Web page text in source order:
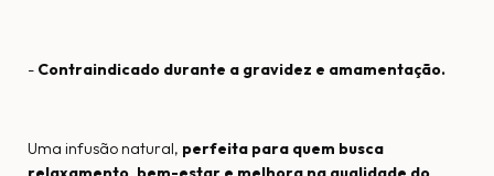
- Contraindicado durante a gravidez e amamentação.
Uma infusão natural, perfeita para quem busca